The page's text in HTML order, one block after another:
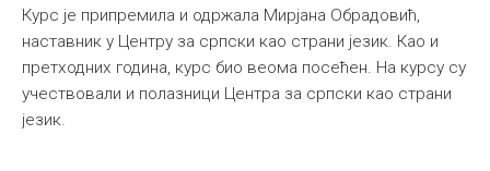
Курс је припремила и одржала Мирјана Обрадовић,
наставник у Центру за српски као страни језик. Као и
претходних година, курс био веома посећен. На курсу су
учествовали и полазници Центра за српски као страни
језик.